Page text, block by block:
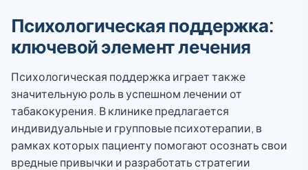
Психологическая поддержка:
ключевой элемент лечения
Психологическая поддержка играет также
значительную роль в успешном лечении от
табакокурения. В клинике предлагается
индивидуальные и групповые психотерапии, в
рамках которых пациенту помогают осознать свои
вредные привычки и разработать стратегии